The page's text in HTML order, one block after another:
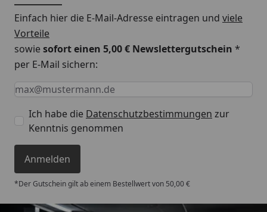
Einfach hier die E-Mail-Adresse eintragen und viele
Vorteile
sowiesofort einen 5,00 € Newslettergutschein *
per E-Mail sichern:
Keine Eingabe erforderlich
Eingabe erforderlich
E-Mail *
Ich habe die Datenschutzbestimmungen zur
Kenntnis genommen
Anmelden
*Der Gutschein gilt ab einem Bestellwert von 50,00 €